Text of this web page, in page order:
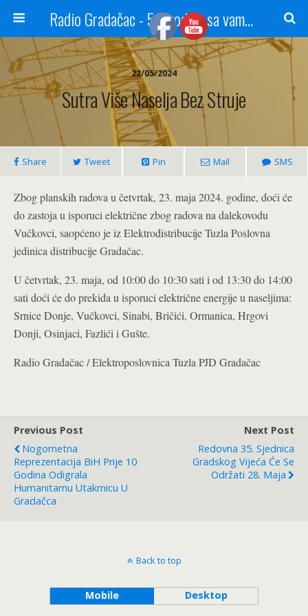
Radio Gradačac - 56 godina sa vama...
22/05/2024
Sutra Više Naselja Bez Struje
Share Tweet Pin Mail SMS
Zbog planskih radova u četvrtak, 23. maja 2024. godine, doći će
do zastoja u isporuci električne zbog radova na dalekovodu
Vučkovci, saopćeno je iz Elektrodistribucije Tuzla Poslovna
jedinica distribucije Gradačac.
U četvrtak, 23. maja, od 10:00 do 10:30 sati i od 13:30 do 14:00
sati doći će do prekida u isporuci električne energije u naseljima:
Srnice Donje, Vučkovci, Sinabi, Bričići, Ormanica, Hrgovi
Donji, Osinjaci, Fazlići i Gušte.
Radio Gradačac / Elektroposlovnica Tuzla PJD Gradačac
Previous Post
Nogometna
Reprezentacija BiH Prije 10
Godina Odigrala
Humanitarnu Utakmicu U
Gradačca
Next Post
Redovna 35. Sjednica
Gradskog Vijeća Će Se
Održati 28. Maja
Back to top
Mobile Desktop